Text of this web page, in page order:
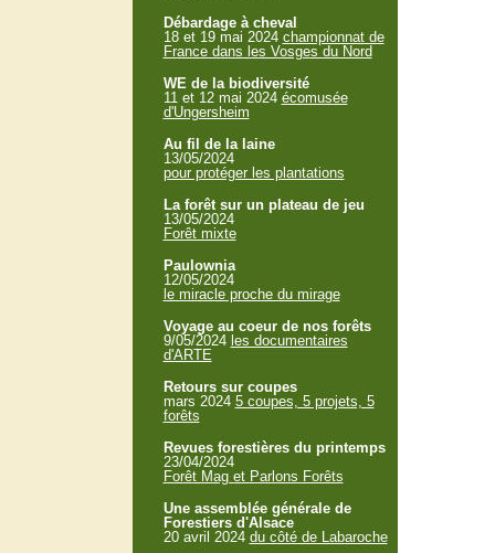
Débardage à cheval
18 et 19 mai 2024 championnat de
France dans les Vosges du Nord
WE de la biodiversité
11 et 12 mai 2024 écomusée
d'Ungersheim
Au fil de la laine
13/05/2024
pour protéger les plantations
La forêt sur un plateau de jeu
13/05/2024
Forêt mixte
Paulownia
12/05/2024
le miracle proche du mirage
Voyage au coeur de nos forêts
9/05/2024 les documentaires
d'ARTE
Retours sur coupes
mars 2024 5 coupes, 5 projets, 5
forêts
Revues forestières du printemps
23/04/2024
Forêt Mag et Parlons Forêts
Une assemblée générale de
Forestiers d'Alsace
20 avril 2024 du côté de Labaroche